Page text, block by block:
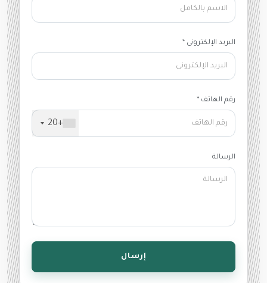
البريد الإلكترونى *
رقم الهاتف *
+20
الرسالة
إرسال